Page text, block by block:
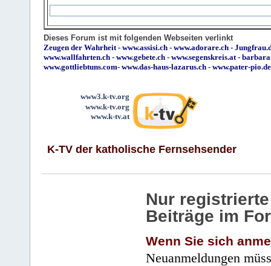
Dieses Forum ist mit folgenden Webseiten verlinkt
Zeugen der Wahrheit- www.assisi.ch - www.adorare.ch -
www.wallfahrten.ch - www.gebete.ch - www.segenskreis.at-
www.gottliebtuns.com- www.das-haus-lazarus.ch - www.pater-pio.de
www3.k-tv.org
www.k-tv.org
www.k-tv.at
K-TV der katholische Fernsehsender
Nur
Beiträge im
Wenn Sie sich
Neuanmeldungen